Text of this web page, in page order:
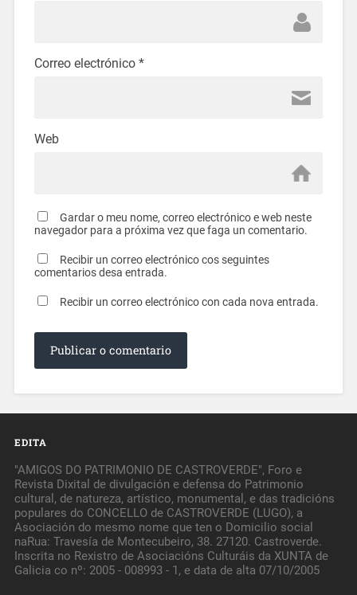
Correo electrónico *
Web
Gardar o meu nome, correo electrónico e web neste
navegador para a próxima vez que faga un comentario.
Recibir un correo electrónico cos seguintes
comentarios desa entrada.
Recibir un correo electrónico con cada nova entrada.
EDITA
"AMIGOS DO PATRIMONIO DE CASTROVERDE", Foro e
Revista Dixital de divulgación e defensa do Patrimonio
cultural, de natureza, artístico, monumental, e das tradicións
populares do CONCELLO de CASTROVERDE (LUGO), a
Asociación do mesmo nome que ten o Domicilio social
naRua: Travesía de Montecubeiro, 38. 27120. Castroverde.
Inscrita no Rexistro de Asociacións Culturáis da XUNTA de
Galicia co nº: 2005 - 008993 - 1, e data de alta 07/10/2005